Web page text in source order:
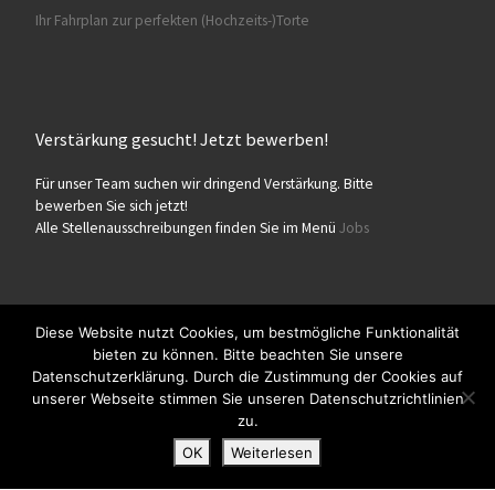
Ihr Fahrplan zur perfekten (Hochzeits-)Torte
Verstärkung gesucht! Jetzt bewerben!
Für unser Team suchen wir dringend Verstärkung. Bitte
bewerben Sie sich jetzt!
Alle Stellenausschreibungen finden Sie im Menü Jobs
© 2026Konditorei Süßes Leben– Alle Rechte vorbehalten
Präsentiert von WP – Entworfen mit demCustomizr-Theme
Diese Website nutzt Cookies, um bestmögliche Funktionalität
bieten zu können. Bitte beachten Sie unsere
Datenschutzerklärung. Durch die Zustimmung der Cookies auf
unserer Webseite stimmen Sie unseren Datenschutzrichtlinien
zu.
OK
Weiterlesen